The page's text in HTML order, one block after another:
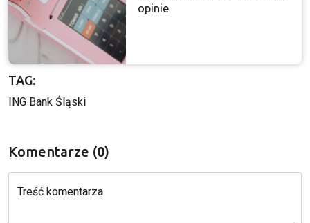
opinie
TAG:
ING Bank Śląski
Komentarze (0)
Treść komentarza